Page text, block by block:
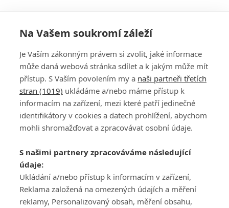
PŘIHLÁSIT
REGISTROVAT
DISKUZE
Šéfredaktorkou webu jePetr Slavík, e-mailserialy@fandimefilmu.cz
Máte-li zájem o inzerci na našem webu napište nám na e-mail
studio@koncal.com
Ochrana osobních údajů|Zásady používání cookies |Pravidla webu
Upravit nastavení soukromí
Na Vašem soukromí záleží
Je Vaším zákonným právem si zvolit, jaké informace
může daná webová stránka sdílet a k jakým může mít
přístup. S Vaším povolením my a naši partneři třetích
stran (1019) ukládáme a/nebo máme přístup k
informacím na zařízení, mezi které patří jedinečné
identifikátory v cookies a datech prohlížení, abychom
mohli shromažďovat a zpracovávat osobní údaje.
S našimi partnery zpracováváme následující
údaje:
Ukládání a/nebo přístup k informacím v zařízení,
Reklama založená na omezených údajích a měření
reklamy, Personalizovaný obsah, měření obsahu,